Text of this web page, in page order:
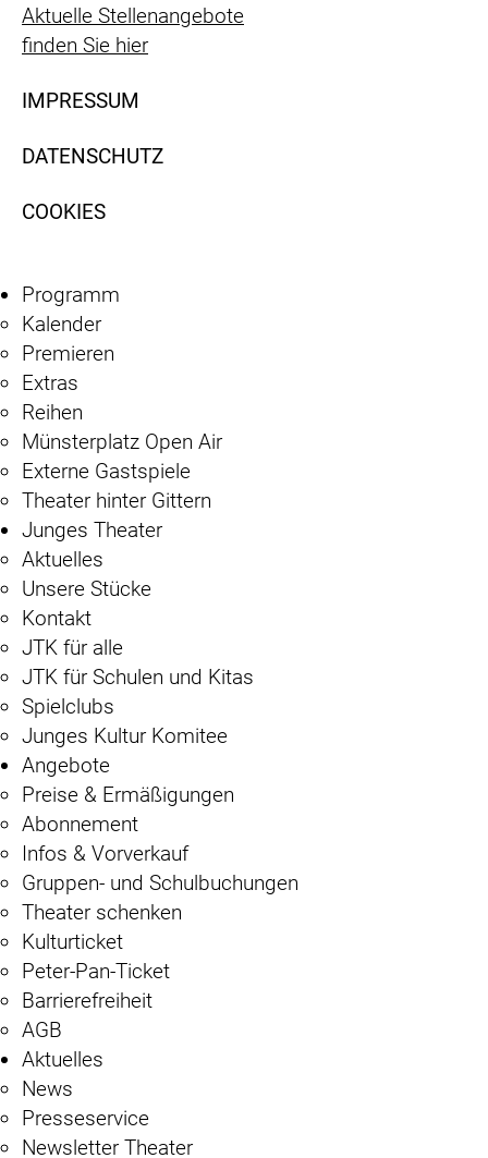
Aktuelle Stellenangebote
finden Sie hier
IMPRESSUM
DATENSCHUTZ
COOKIES
Programm
Kalender
Premieren
Extras
Reihen
Münsterplatz Open Air
Externe Gastspiele
Theater hinter Gittern
Junges Theater
Aktuelles
Unsere Stücke
Kontakt
JTK für alle
JTK für Schulen und Kitas
Spielclubs
Junges Kultur Komitee
Angebote
Preise & Ermäßigungen
Abonnement
Infos & Vorverkauf
Gruppen- und Schulbuchungen
Theater schenken
Kulturticket
Peter-Pan-Ticket
Barrierefreiheit
AGB
Aktuelles
News
Presseservice
Newsletter Theater